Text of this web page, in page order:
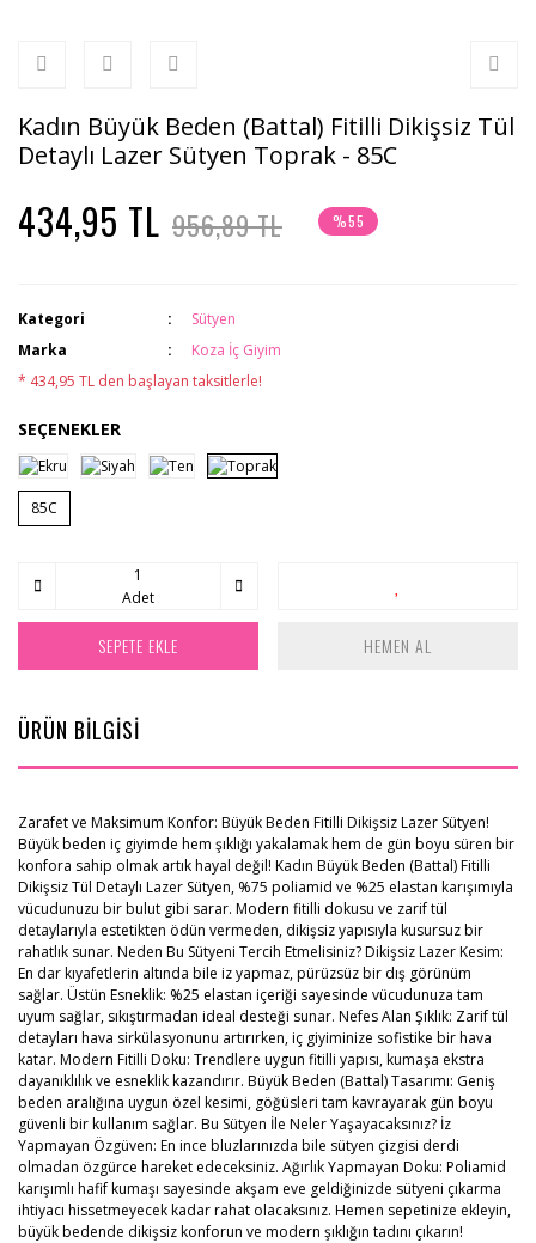
Kadın Büyük Beden (Battal) Fitilli Dikişsiz Tül
Detaylı Lazer Sütyen Toprak - 85C
434,95 TL 956,89 TL %55
Kategori
Sütyen
Marka
Koza İç Giyim
* 434,95 TL den başlayan taksitlerle!
SEÇENEKLER
85C
Adet
SEPETE EKLE HEMEN AL
ÜRÜN BİLGİSİ
Zarafet ve Maksimum Konfor: Büyük Beden Fitilli Dikişsiz Lazer Sütyen!
Büyük beden iç giyimde hem şıklığı yakalamak hem de gün boyu süren bir
konfora sahip olmak artık hayal değil! Kadın Büyük Beden (Battal) Fitilli
Dikişsiz Tül Detaylı Lazer Sütyen, %75 poliamid ve %25 elastan karışımıyla
vücudunuzu bir bulut gibi sarar. Modern fitilli dokusu ve zarif tül
detaylarıyla estetikten ödün vermeden, dikişsiz yapısıyla kusursuz bir
rahatlık sunar. Neden Bu Sütyeni Tercih Etmelisiniz? Dikişsiz Lazer Kesim:
En dar kıyafetlerin altında bile iz yapmaz, pürüzsüz bir dış görünüm
sağlar. Üstün Esneklik: %25 elastan içeriği sayesinde vücudunuza tam
uyum sağlar, sıkıştırmadan ideal desteği sunar. Nefes Alan Şıklık: Zarif tül
detayları hava sirkülasyonunu artırırken, iç giyiminize sofistike bir hava
katar. Modern Fitilli Doku: Trendlere uygun fitilli yapısı, kumaşa ekstra
dayanıklılık ve esneklik kazandırır. Büyük Beden (Battal) Tasarımı: Geniş
beden aralığına uygun özel kesimi, göğüsleri tam kavrayarak gün boyu
güvenli bir kullanım sağlar. Bu Sütyen İle Neler Yaşayacaksınız? İz
Yapmayan Özgüven: En ince bluzlarınızda bile sütyen çizgisi derdi
olmadan özgürce hareket edeceksiniz. Ağırlık Yapmayan Doku: Poliamid
karışımlı hafif kumaşı sayesinde akşam eve geldiğinizde sütyeni çıkarma
ihtiyacı hissetmeyecek kadar rahat olacaksınız. Hemen sepetinize ekleyin,
büyük bedende dikişsiz konforun ve modern şıklığın tadını çıkarın!